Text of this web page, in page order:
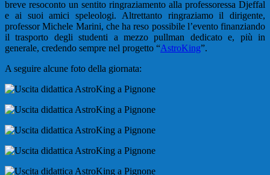
breve resoconto un sentito ringraziamento alla professoressa Djeffal
e ai suoi amici speleologi. Altrettanto ringraziamo il dirigente,
professor Michele Marini, che ha reso possibile l’evento finanziando
il trasporto degli studenti a mezzo pullman dedicato e, più in
generale, credendo sempre nel progetto “AstroKing”.
A seguire alcune foto della giornata: